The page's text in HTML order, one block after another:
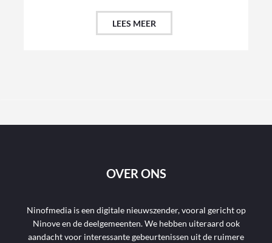
LEES MEER
OVER ONS
Ninofmedia is een digitale nieuwszender, vooral gericht op
Ninove en de deelgemeenten. We hebben uiteraard ook
aandacht voor interessante gebeurtenissen uit de ruimere